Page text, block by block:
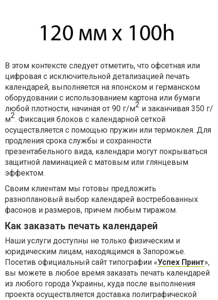
В этом контексте следует отметить, что офсетная или
цифровая с исключительной детализацией печать
календарей, выполняется на японском и германском
оборудовании с использованием картона или бумаги
любой плотности, начиная от 90 г/м2 и заканчивая 350 г/
м2. Фиксация блоков с календарной сеткой
осуществляется с помощью пружин или термоклея. Для
продления срока службы и сохранности
презентабельного вида, календари могут покрываться
защитной ламинацией с матовым или глянцевым
эффектом.
Своим клиентам мы готовы предложить
разноплановый выбор календарей востребованных
фасонов и размеров, причем любым тиражом.
Как заказать печать календарей
Наши услуги доступны не только физическим и
юридическим лицам, находящимся в Запорожье.
Посетив официальный сайт типографии «Успех Принт»,
вы можете в любое время заказать печать календарей
из любого города Украины, куда после выполнения
проекта осуществляется доставка полиграфической